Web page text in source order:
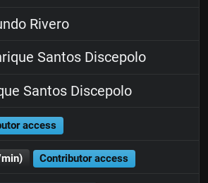
Rivero
Santos Discepolo
Santos Discepolo
access
Contributor access